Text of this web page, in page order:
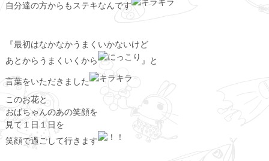
自分達の方からもステキなんです
『最初はなかなかうまくいかないけど
あとからうまくいくから
』と
言葉をいただきました
このお花と
おばちゃんのあの笑顔を
見て１日１日を
笑顔で過ごして行きます